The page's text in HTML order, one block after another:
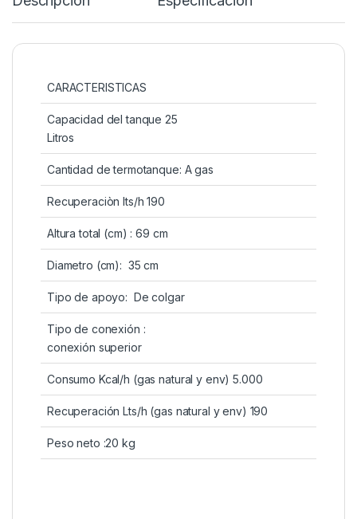
CARACTERISTICAS
Capacidad del tanque 25
Litros
Cantidad de termotanque: A gas
Recuperaciòn lts/h 190
Altura total (cm) : 69 cm
Diametro (cm): 35 cm
Tipo de apoyo: De colgar
Tipo de conexión :
conexión superior
Consumo Kcal/h (gas natural y env) 5.000
Recuperación Lts/h (gas natural y env) 190
Peso neto :20 kg